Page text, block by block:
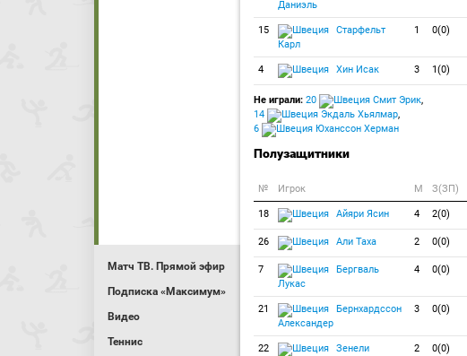
Матч ТВ. Прямой эфир
Подписка «Максимум»
Видео
Теннис
Даниэль
15
Старфельт
Карл
1 0(0)
4 Хин Исак 3 1(0)
Не играли: 20 Смит Эрик,
14
Экдаль Хьялмар,
6
Юханссон Херман
Полузащитники
№ Игрок M З(ЗП)
18 Айяри Ясин 4 2(0)
26 Али Таха 2 0(0)
7
Бергваль
Лукас
4 0(0)
21
Бернхардссон
Александер
3 0(0)
22
Зенели
2 0(0)